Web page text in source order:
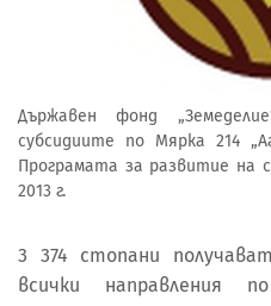
Държавен фонд
субсидиите по Мярка 214
Програмата за развитие на
2013 г.
3 374 стопани
всички направления